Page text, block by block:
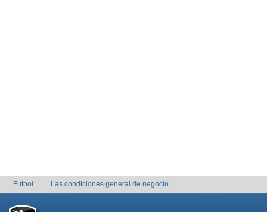
Futbol Las condiciones general de negocio